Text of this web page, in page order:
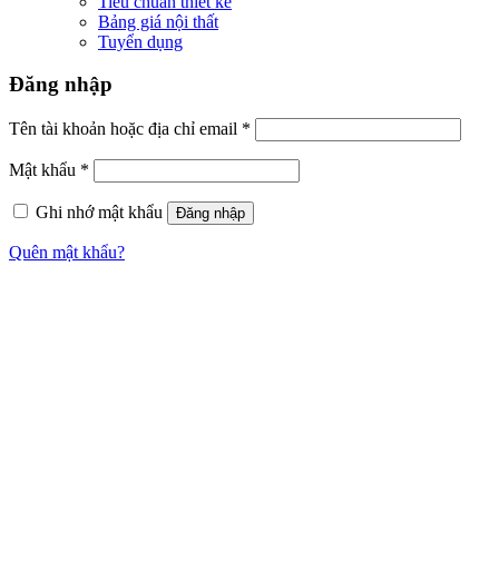
Bảng giá nội thất
Tuyển dụng
Đăng nhập
Tên tài khoản hoặc địa chỉ email *
Mật khẩu *
Ghi nhớ mật khẩu Đăng nhập
Quên mật khẩu?